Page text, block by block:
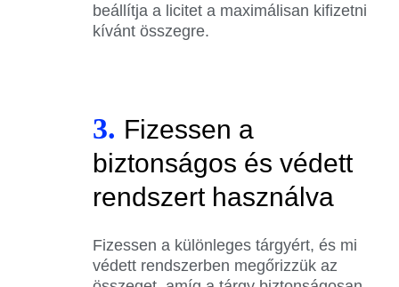
beállítja a licitet a maximálisan kifizetni
kívánt összegre.
3. Fizessen a
biztonságos és védett
rendszert használva
Fizessen a különleges tárgyért, és mi
védett rendszerben megőrizzük az